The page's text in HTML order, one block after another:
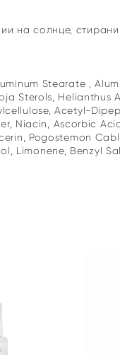
на солнце,
Stearate ,
Sterols, Helianthus
Acetyl-
Niacin, Ascorbic
Pogostemon
Limonene, Benzyl